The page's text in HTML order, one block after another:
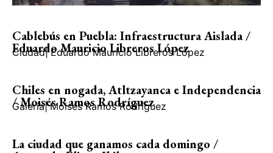
Cablebús en Puebla: Infraestructura Aislada /
Eduardo Mauricio Libreros López
Ciudad| Eduardo Mauricio Libreros López
Chiles en nogada, Atltzayanca e Independencia
/ Moisés Ramos Rodríguez
Galería| Moisés Ramos Rodríguez
La ciudad que ganamos cada domingo /